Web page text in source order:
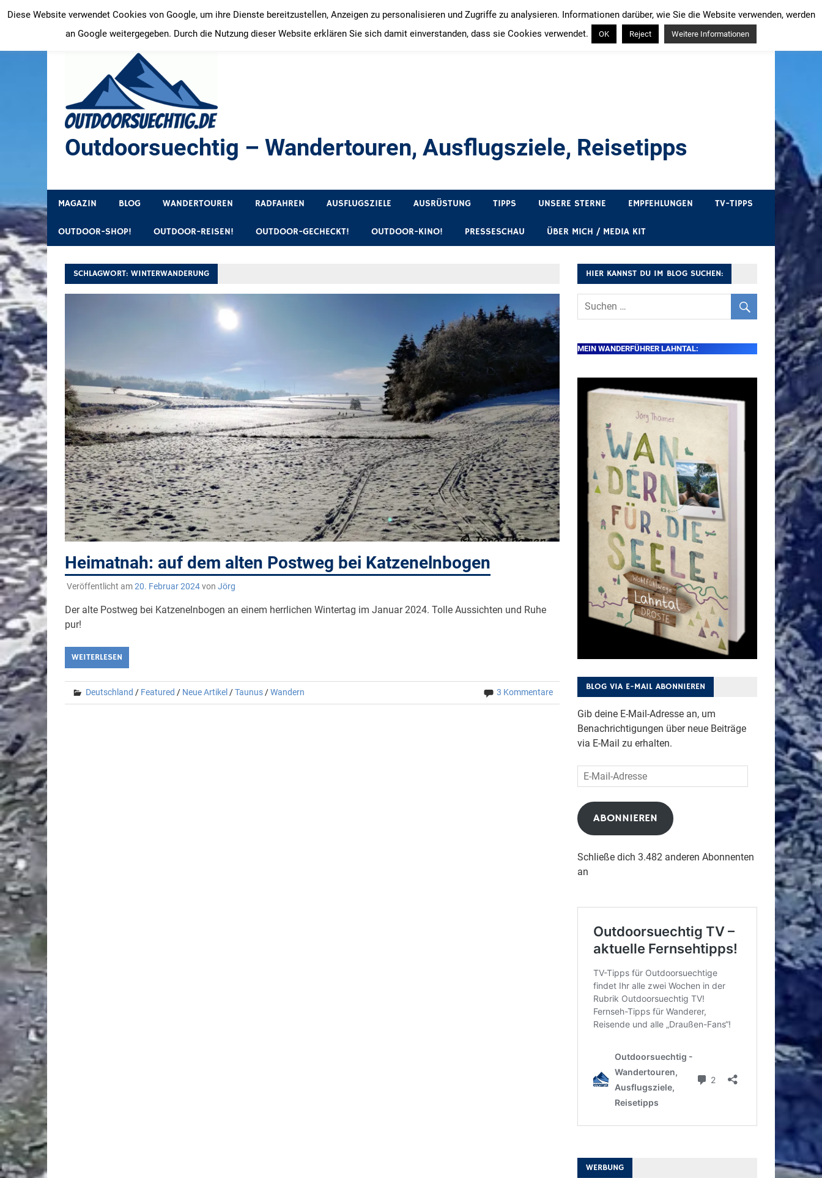
Inhalt
springen
Outdoorsuechtig – Wandertouren, Ausflugsziele, Reisetipps
MAGAZIN BLOG WANDERTOUREN RADFAHREN AUSFLUGSZIELE AUSRÜSTUNG TIPPS UNSERE STERNE EMPFEHLUNGEN TV-TIPPS
OUTDOOR-SHOP! OUTDOOR-REISEN! OUTDOOR-GECHECKT! OUTDOOR-KINO! PRESSESCHAU ÜBER MICH / MEDIA KIT
SCHLAGWORT: WINTERWANDERUNG
Heimatnah: auf dem alten Postweg bei Katzenelnbogen
Veröffentlicht am20. Februar 2024von Jörg
Der alte Postweg bei Katzenelnbogen an einem herrlichen Wintertag im Januar 2024. Tolle Aussichten und Ruhe
pur!
WEITERLESEN
Deutschland / Featured / Neue Artikel /Taunus/Wandern 3 Kommentare
HIER KANNST DU IM BLOG SUCHEN:
MEIN WANDERFÜHRER LAHNTAL:
BLOG VIA E-MAIL ABONNIEREN
Gib deine E-Mail-Adresse an, um
Benachrichtigungen über neue Beiträge
via E-Mail zu erhalten.
E-
Mail-
Adresse
ABONNIEREN
Schließe dich 3.482 anderen Abonnenten
an
WERBUNG
Diese Website verwendet Cookies von Google, um ihre Dienste bereitzustellen, Anzeigen zu personalisieren und Zugriffe zu analysieren. Informationen darüber, wie Sie die Website verwenden, werden
an Google weitergegeben. Durch die Nutzung dieser Website erklären Sie sich damit einverstanden, dass sie Cookies verwendet.
OK Reject Weitere Informationen